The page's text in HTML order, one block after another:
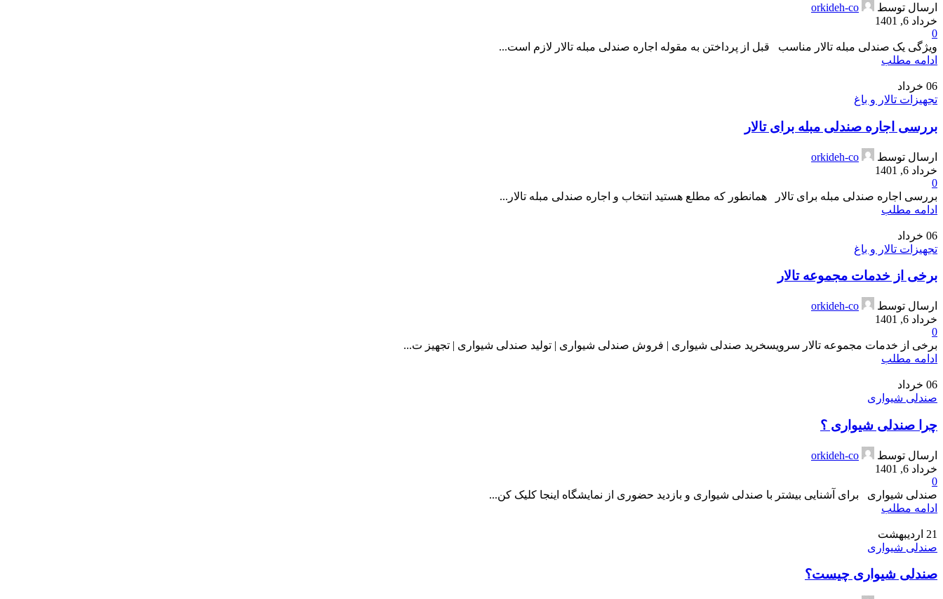
ارسال توسط
orkideh-co
خرداد 6, 1401
0
ویژگی یک صندلی مبله تالار مناسب قبل از پرداختن به مقوله اجاره صندلی مبله تالار لازم است...
ادامه مطلب
06 خرداد
تجهیزات تالار و باغ
بررسی اجاره صندلی مبله برای تالار
ارسال توسط
orkideh-co
خرداد 6, 1401
0
بررسی اجاره صندلی مبله برای تالار همانطور که مطلع هستید انتخاب و اجاره صندلی مبله تالار...
ادامه مطلب
06 خرداد
تجهیزات تالار و باغ
برخی از خدمات مجموعه تالار
ارسال توسط
orkideh-co
خرداد 6, 1401
0
برخی از خدمات مجموعه تالار سرویسخرید صندلی شیواری | فروش صندلی شیواری | تولید صندلی شیواری | تجهیز ت...
ادامه مطلب
06 خرداد
صندلی شیواری
چرا صندلی شیواری ؟
ارسال توسط
orkideh-co
خرداد 6, 1401
0
صندلی شیواری برای آشنایی بیشتر با صندلی شیواری و بازدید حضوری از نمایشگاه اینجا کلیک کن...
ادامه مطلب
21 اردیبهشت
صندلی شیواری
صندلی شیواری چیست؟